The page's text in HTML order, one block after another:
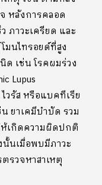
หลังการคลอด
ภาวะเครียด และ
มนไทรอยด์ที่สูง
เช่น โรคผมร่วง
Lupus
วรัส หรือแบคทีเรีย
ยาเคมีบำบัด รวม
เกิดความผิดปกติ
นเมื่อพบมีภาวะ
รวจหาสาเหตุ